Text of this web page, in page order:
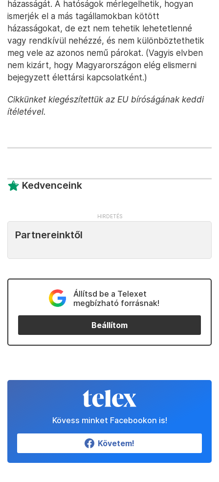
házasságát. A hatóságok mérlegelhetik, hogyan
ismerjék el a más tagállamokban kötött
házasságokat, de ezt nem tehetik lehetetlenné
vagy rendkívül nehézzé, és nem különböztethetik
meg vele az azonos nemű párokat. (Vagyis elvben
nem kizárt, hogy Magyarországon elég elismerni
bejegyzett élettársi kapcsolatként.)
Cikkünket kiegészítettük az EU bíróságának keddi
ítéletével.
Kedvenceink
Partnereinktől
Állítsd be a Telexet
megbízható forrásnak!
Beállítom
Kövess minket Facebookon is!
Követem!